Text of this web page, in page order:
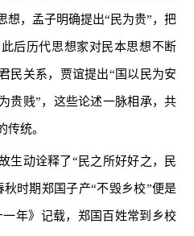
想，孟子明确提出“民为贵”，把
后历代思想家对民本思想不断
民关系，贾谊提出“国以民为安
贵贱”，这些论述一脉相承，共
传统。
生动诠释了“民之所好好之，民
时期郑国子产“不毁乡校”便是
年》记载，郑国百姓常到乡校